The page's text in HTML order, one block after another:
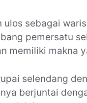
sebagai
pemersatu
memiliki makna
selendang
berjuntai